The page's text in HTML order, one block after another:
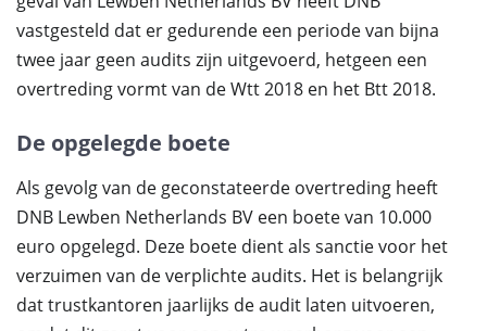
vastgesteld dat er gedurende een periode van bijna
twee jaar geen audits zijn uitgevoerd, hetgeen een
overtreding vormt van de Wtt 2018 en het Btt 2018.
De opgelegde boete
Als gevolg van de geconstateerde overtreding heeft
DNB Lewben Netherlands BV een boete van 10.000
euro opgelegd. Deze boete dient als sanctie voor het
verzuimen van de verplichte audits. Het is belangrijk
dat trustkantoren jaarlijks de audit laten uitvoeren,